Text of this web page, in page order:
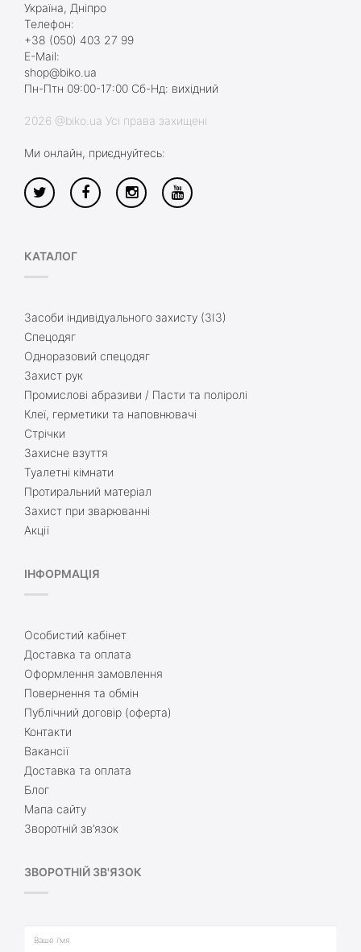
Україна, Дніпро
Телефон:
+38 (050) 403 27 99
E-Mail:
shop@biko.ua
Пн-Птн 09:00-17:00 Сб-Нд: вихідний
2026 @biko.ua Усі права захищені
Ми онлайн, приєднуйтесь:
КАТАЛОГ
Засоби індивідуального захисту (ЗІЗ)
Спецодяг
Одноразовий спецодяг
Захист рук
Промислові абразиви / Пасти та поліролі
Клеї, герметики та наповнювачі
Стрічки
Захисне взуття
Туалетні кімнати
Протиральний матеріал
Захист при зварюванні
Акції
ІНФОРМАЦІЯ
Особистий кабінет
Доставка та оплата
Оформлення замовлення
Повернення та обмін
Публічний договір (оферта)
Контакти
Вакансії
Доставка та оплата
Блог
Мапа сайту
Зворотній зв’язок
ЗВОРОТНІЙ ЗВ'ЯЗОК